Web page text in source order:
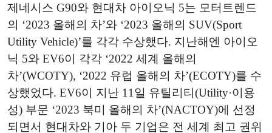
제네시스 G90와 현대차 아이오닉 5는 모터트렌드
의 ‘2023 올해의 차’와 ‘2023 올해의 SUV(Sport
Utility Vehicle)’를 각각 수상했다. 지난해엔 아이오
닉 5와 EV6이 각각 ‘2022 세계 올해의
차’(WCOTY), ‘2022 유럽 올해의 차’(ECOTY)를 수
상했었다. EV6이 지난 11일 유틸리티(Utility·이용
성) 부문 ‘2023 북미 올해의 차’(NACTOY)에 선정
되면서 현대차와 기아 두 기업은 전 세계 최고 권위